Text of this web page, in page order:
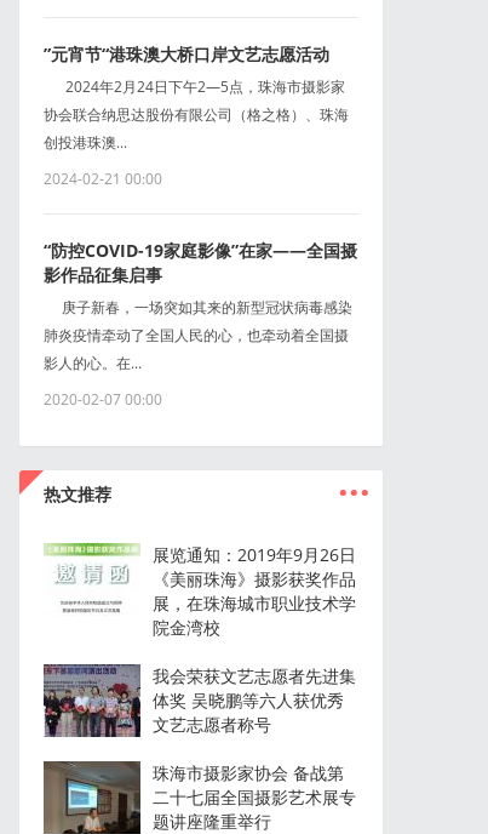
”元宵节“港珠澳大桥口岸文艺志愿活动
2024年2月24日下午2—5点，珠海市摄影家
协会联合纳思达股份有限公司（格之格）、珠海
创投港珠澳...
2024-02-21 00:00
“防控COVID-19家庭影像”在家——全国摄
影作品征集启事
庚子新春，一场突如其来的新型冠状病毒感染
肺炎疫情牵动了全国人民的心，也牵动着全国摄
影人的心。在...
2020-02-07 00:00
热文推荐 ...
展览通知：2019年9月26日
《美丽珠海》摄影获奖作品
展，在珠海城市职业技术学
院金湾校
我会荣获文艺志愿者先进集
体奖 吴晓鹏等六人获优秀
文艺志愿者称号
珠海市摄影家协会 备战第
二十七届全国摄影艺术展专
题讲座隆重举行